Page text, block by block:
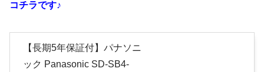
コチラです♪
【長期5年保証付】パナソニ
ック Panasonic SD-SB4-